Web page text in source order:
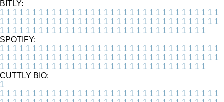
BITLY:
1 1 1 1 1 1 1 1 1 1 1 1 1 1 1 1 1 1 1 1 1 1 1 1 1 1 1 1 1 1 1 1 1 1
1 1 1 1 1 1 1 1 1 1 1 1 1 1 1 1 1 1 1 1 1 1 1 1 1 1 1 1 1 1 1 1 1 1
1 1 1 1 1 1 1 1 1 1 1 1 1 1 1 1 1 1 1 1 1 1 1 1 1 1 1 1 1 1 1 1
SPOTIFY:
1 1 1 1 1 1 1 1 1 1 1 1 1 1 1 1 1 1 1 1 1 1 1 1 1 1 1 1 1 1 1 1 1 1
1 1 1 1 1 1 1 1 1 1 1 1 1 1 1 1 1 1 1 1 1 1 1 1 1 1 1 1 1 1 1 1 1 1
1 1 1 1 1 1 1 1 1 1 1 1 1 1 1 1 1 1 1 1 1 1 1 1 1 1 1 1 1 1 1 1
CUTTLY BIO:
1
1 1 1 1 1 1 1 1 1 1 1 1 1 1 1 1 1 1 1 1 1 1 1 1 1 1 1 1 1 1 1 1 1 1